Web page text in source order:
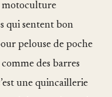
motoculture
qui sentent bon
pelouse de poche
des barres
une quincaillerie